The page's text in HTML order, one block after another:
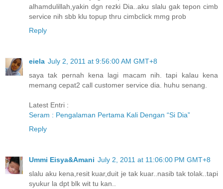
alhamdulillah,yakin dgn rezki Dia..aku slalu gak tepon cimb
service nih sbb klu topup thru cimbclick mmg prob
Reply
eiela July 2, 2011 at 9:56:00 AM GMT+8
saya tak pernah kena lagi macam nih. tapi kalau kena
memang cepat2 call customer service dia. huhu senang.
Latest Entri :
Seram : Pengalaman Pertama Kali Dengan “Si Dia”
Reply
Ummi Eisya&Amani July 2, 2011 at 11:06:00 PM GMT+8
slalu aku kena,resit kuar,duit je tak kuar..nasib tak tolak..tapi
syukur la dpt blk wit tu kan..